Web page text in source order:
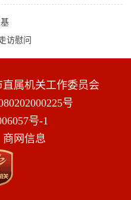
访慰问
属机关工作委员会
号
号-1
网信息